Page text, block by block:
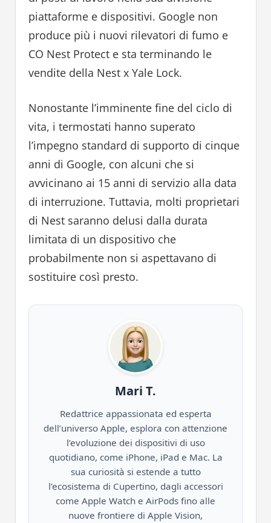
piattaforme e dispositivi. Google non
produce più i nuovi rilevatori di fumo e
CO Nest Protect e sta terminando le
vendite della Nest x Yale Lock.
Nonostante l’imminente fine del ciclo di
vita, i termostati hanno superato
l’impegno standard di supporto di cinque
anni di Google, con alcuni che si
avvicinano ai 15 anni di servizio alla data
di interruzione. Tuttavia, molti proprietari
di Nest saranno delusi dalla durata
limitata di un dispositivo che
probabilmente non si aspettavano di
sostituire così presto.
Mari T.
Redattrice appassionata ed esperta
dell’universo Apple, esplora con attenzione
l’evoluzione dei dispositivi di uso
quotidiano, come iPhone, iPad e Mac. La
sua curiosità si estende a tutto
l’ecosistema di Cupertino, dagli accessori
come Apple Watch e AirPods fino alle
nuove frontiere di Apple Vision,